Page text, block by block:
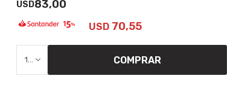
USD83,00
USD 70,55
COMPRAR